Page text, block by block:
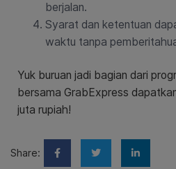
berjalan.
Syarat dan ketentuan
waktu tanpa
Yuk buruan jadi bagian dari
bersama GrabExpress
juta rupiah!
Share: